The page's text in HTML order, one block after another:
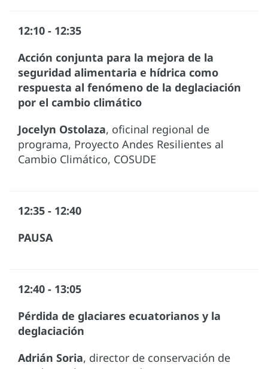
12:10 - 12:35
Acción conjunta para la mejora de la
seguridad alimentaria e hídrica como
respuesta al fenómeno de la deglaciación
por el cambio climático
Jocelyn Ostolaza, oficinal regional de
programa, Proyecto Andes Resilientes al
Cambio Climático, COSUDE
12:35 - 12:40
PAUSA
12:40 - 13:05
Pérdida de glaciares ecuatorianos y la
deglaciación
Adrián Soria, director de conservación de